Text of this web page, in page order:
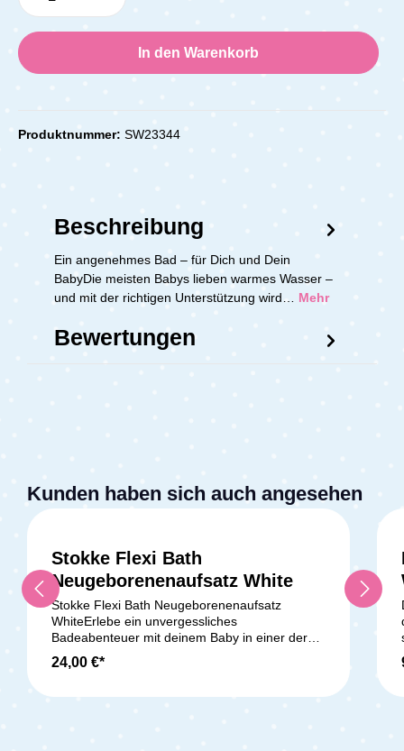
In den Warenkorb
Produktnummer: SW23344
Beschreibung
Ein angenehmes Bad – für Dich und Dein
BabyDie meisten Babys lieben warmes Wasser –
und mit der richtigen Unterstützung wird… Mehr
Bewertungen
Kunden haben sich auch angesehen
Durchschnittliche Bewertung
Stokke Flexi Bath
Neugeborenenaufsatz White
Stokke Flexi Bath Neugeborenenaufsatz
WhiteErlebe ein unvergessliches
Badeabenteuer mit deinem Baby in einer der
Stokke Flexi Bath Wannen. Der Stokke Flexi
Bath Neugeborenenaufsatz sorgt dafür, dass
Bademomente genießen kann. Mit ihm bist du
24,00 €*